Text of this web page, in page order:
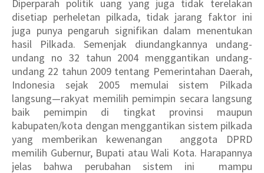
Diperparah politik uang yang juga tidak terelakan
disetiap perheletan pilkada, tidak jarang faktor ini
juga punya pengaruh signifikan dalam menentukan
hasil Pilkada. Semenjak diundangkannya undang-
undang no 32 tahun 2004 menggantikan undang-
undang 22 tahun 2009 tentang Pemerintahan Daerah,
Indonesia sejak 2005 memulai sistem Pilkada
langsung—rakyat memilih pemimpin secara langsung
baik pemimpin di tingkat provinsi maupun
kabupaten/kota dengan menggantikan sistem pilkada
yang memberikan kewenangan anggota DPRD
memilih Gubernur, Bupati atau Wali Kota. Harapannya
jelas bahwa perubahan sistem ini mampu